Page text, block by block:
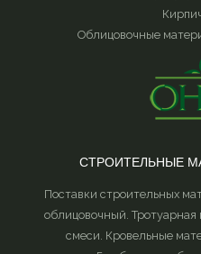
Облицовочные
СТРОИТЕЛЬНЫЕ
Поставки строительных
облицовочный. Тротуарная
смеси. Кровельные